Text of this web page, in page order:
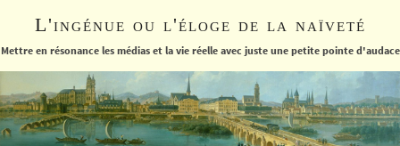
le
L'ingénue ou l'éloge de la naïveté
Mettre en résonance les médias et la vie réelle avec juste une petite pointe d'audace